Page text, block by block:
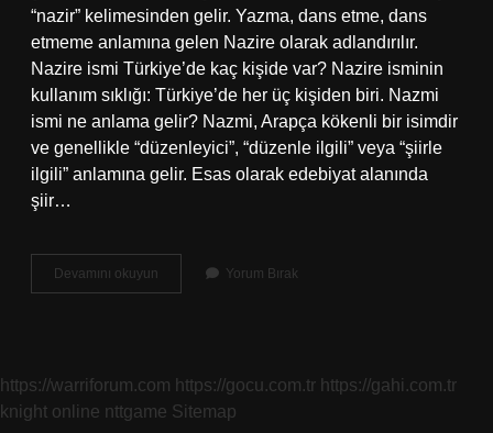
“nazir” kelimesinden gelir. Yazma, dans etme, dans
etmeme anlamına gelen Nazire olarak adlandırılır.
Nazire ismi Türkiye’de kaç kişide var? Nazire isminin
kullanım sıklığı: Türkiye’de her üç kişiden biri. Nazmi
ismi ne anlama gelir? Nazmi, Arapça kökenli bir isimdir
ve genellikle “düzenleyici”, “düzenle ilgili” veya “şiirle
ilgili” anlamına gelir. Esas olarak edebiyat alanında
şiir…
Devamını okuyun
Isminin
Yorum Bırak
https://warriforum.com https://gocu.com.tr https://gahi.com.tr
knight online nttgame Sitemap